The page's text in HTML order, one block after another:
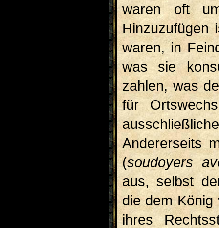
waren oft
Hinzuzufügen
waren, in
was sie
zahlen, was
für
Andererseits
(soudoyers
aus, selbst
die dem
ihres